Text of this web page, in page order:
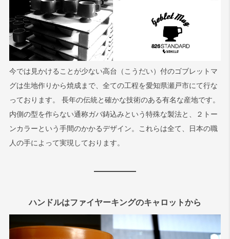
今では見かけることが少ない高台（こうだい）付のゴブレットマ
グは生地作りから焼成まで、全ての工程を愛知県瀬戸市にて行な
っております。 長年の伝統と確かな技術のある有名な産地です。
内側の型を作らない通称ガバ鋳込みという特殊な製法と、２トー
ンカラーという手間のかかるデザイン。これらは全て、日本の職
人の手によって実現しております。
ハンドルはファイヤーキングのキャロットから